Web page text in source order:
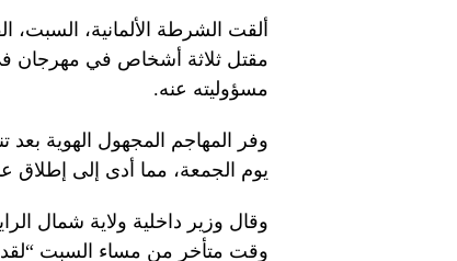
ألقت الشرطة الألمانية،
مقتل ثلاثة أشخاص في مهرجان
مسؤوليته عنه.
وفر المهاجم المجهول الهوية
يوم الجمعة، مما أدى إلى إطلاق
وقال وزير داخلية ولاية شمال
وقت متأخر من مساء السبت “لقد